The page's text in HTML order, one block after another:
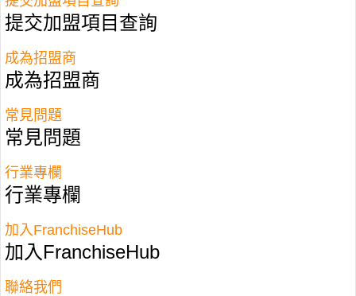
提交加盟項目查詢
成為招盟商
成為招盟商
常見問題
常見問題
行業專欄
行業專欄
加入FranchiseHub
加入FranchiseHub
聯絡我們
物小精靈』咁想儲徽章！（想子女們）一個會計
師、一個律師、一個醫生！」 但他認為醫生要起碼
讀5年，如果自己唔適合就會浪費時間，加上覺得
「阿哥都做到律師，自己唔可以輸俾佢」所以最後
開始我都係諗住做事務律師，因為我都係對商業方
群心理，後尾自己實際去大律師行做過實習後就發
現『唔係好對路、唔係好適合！』」